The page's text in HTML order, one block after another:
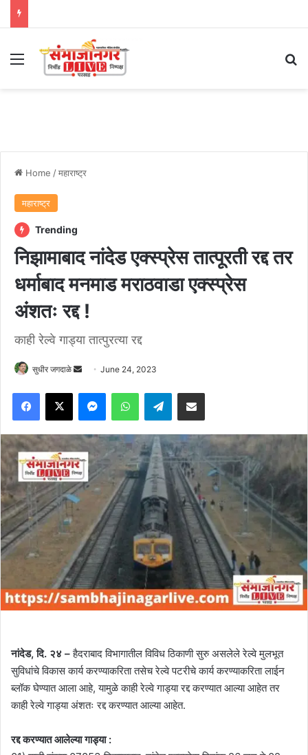
Menu
Home /महाराष्ट्र
महाराष्ट्र
Trending
निझामाबाद नांदेड एक्स्प्रेस तात्पूरती रद्द तर
धर्माबाद मनमाड मराठवाडा एक्स्प्रेस
अंशतः रद्द !
काही रेल्वे गाड्या तात्पुरत्या रद्द
सुधीर जगदाळे
Send
email
June 24, 2023
Facebook
X MessengerWhatsAppTelegramShare via Email
नांदेड, दि. २४ –हैदराबाद विभागातील विविध ठिकाणी सुरु असलेले रेल्वे मुलभूत
सुविधांचे विकास कार्य करण्याकरिता तसेच रेल्वे पटरीचे कार्य करण्याकरिता लाईन
ब्लॉक घेण्यात आला आहे, यामुळे काही रेल्वे गाड्या रद्द करण्यात आल्या आहेत तर
काही रेल्वे गाड्या अंशतः रद्द करण्यात आल्या आहेत.
रद्द करण्यात आलेल्या गाड्या :